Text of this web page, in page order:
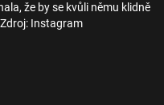
že by se kvůli němu klidně
Zdroj: Instagram